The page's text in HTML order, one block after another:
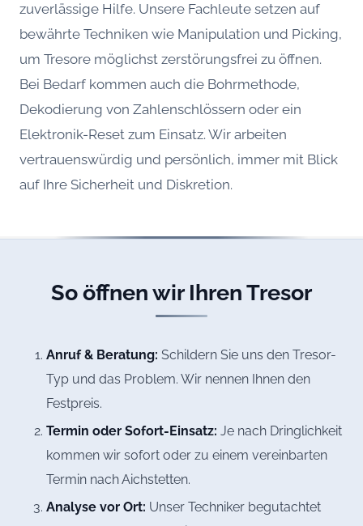
zuverlässige Hilfe. Unsere Fachleute setzen auf
bewährte Techniken wie Manipulation und Picking,
um Tresore möglichst zerstörungsfrei zu öffnen.
Bei Bedarf kommen auch die Bohrmethode,
Dekodierung von Zahlenschlössern oder ein
Elektronik-Reset zum Einsatz. Wir arbeiten
vertrauenswürdig und persönlich, immer mit Blick
auf Ihre Sicherheit und Diskretion.
So öffnen wir Ihren Tresor
Anruf & Beratung: Schildern Sie uns den Tresor-
Typ und das Problem. Wir nennen Ihnen den
Festpreis.
Termin oder Sofort-Einsatz: Je nach Dringlichkeit
kommen wir sofort oder zu einem vereinbarten
Termin nach Aichstetten.
Analyse vor Ort: Unser Techniker begutachtet